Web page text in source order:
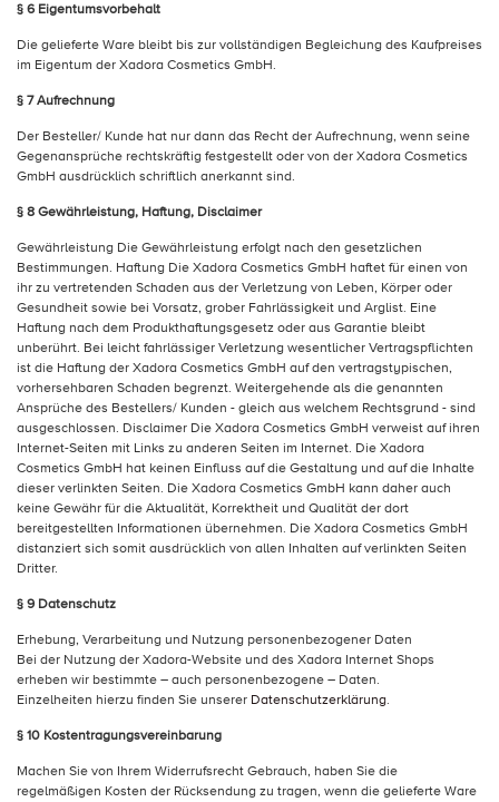
§ 6 Eigentumsvorbehalt
Die gelieferte Ware bleibt bis zur vollständigen Begleichung des Kaufpreises
im Eigentum der Xadora Cosmetics GmbH.
§ 7 Aufrechnung
Der Besteller/ Kunde hat nur dann das Recht der Aufrechnung, wenn seine
Gegenansprüche rechtskräftig festgestellt oder von der Xadora Cosmetics
GmbH ausdrücklich schriftlich anerkannt sind.
§ 8 Gewährleistung, Haftung, Disclaimer
Gewährleistung Die Gewährleistung erfolgt nach den gesetzlichen
Bestimmungen. Haftung Die Xadora Cosmetics GmbH haftet für einen von
ihr zu vertretenden Schaden aus der Verletzung von Leben, Körper oder
Gesundheit sowie bei Vorsatz, grober Fahrlässigkeit und Arglist. Eine
Haftung nach dem Produkthaftungsgesetz oder aus Garantie bleibt
unberührt. Bei leicht fahrlässiger Verletzung wesentlicher Vertragspflichten
ist die Haftung der Xadora Cosmetics GmbH auf den vertragstypischen,
vorhersehbaren Schaden begrenzt. Weitergehende als die genannten
Ansprüche des Bestellers/ Kunden - gleich aus welchem Rechtsgrund - sind
ausgeschlossen. Disclaimer Die Xadora Cosmetics GmbH verweist auf ihren
Internet-Seiten mit Links zu anderen Seiten im Internet. Die Xadora
Cosmetics GmbH hat keinen Einfluss auf die Gestaltung und auf die Inhalte
dieser verlinkten Seiten. Die Xadora Cosmetics GmbH kann daher auch
keine Gewähr für die Aktualität, Korrektheit und Qualität der dort
bereitgestellten Informationen übernehmen. Die Xadora Cosmetics GmbH
distanziert sich somit ausdrücklich von allen Inhalten auf verlinkten Seiten
Dritter.
§ 9 Datenschutz
Erhebung, Verarbeitung und Nutzung personenbezogener Daten
Bei der Nutzung der Xadora-Website und des Xadora Internet Shops
erheben wir bestimmte – auch personenbezogene – Daten.
Einzelheiten hierzu finden Sie unserer Datenschutzerklärung.
§ 10 Kostentragungsvereinbarung
Machen Sie von Ihrem Widerrufsrecht Gebrauch, haben Sie die
regelmäßigen Kosten der Rücksendung zu tragen, wenn die gelieferte Ware